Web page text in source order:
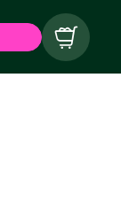
Carrito